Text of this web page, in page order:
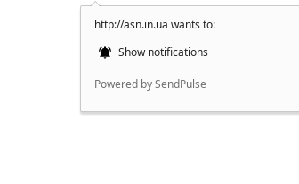
http://asn.in.ua wants to:
Show notifications
Powered by SendPulse